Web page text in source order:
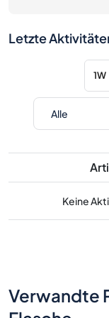
Letzte
1W
Keine
Verwandte